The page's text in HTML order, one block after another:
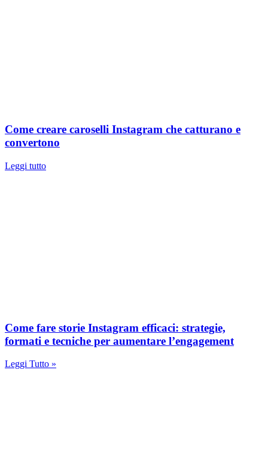
Come creare caroselli Instagram che catturano e
convertono
Leggi tutto
Come fare storie Instagram efficaci: strategie,
formati e tecniche per aumentare l’engagement
Leggi Tutto »